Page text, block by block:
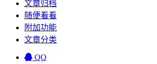
文章归档
随便看看
附加功能
文章分类
QQ